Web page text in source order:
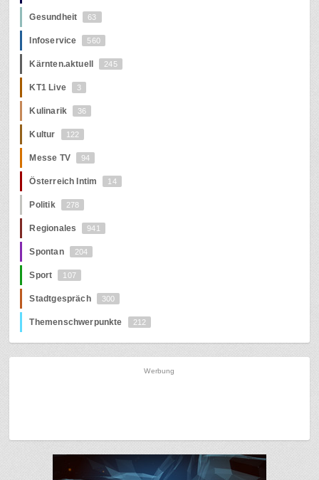
Gesundheit 63
Infoservice 560
Kärnten.aktuell 245
KT1 Live 3
Kulinarik 36
Kultur 122
Messe TV 94
Österreich Intim 14
Politik 278
Regionales 941
Spontan 204
Sport 107
Stadtgespräch 300
Themenschwerpunkte 212
Werbung